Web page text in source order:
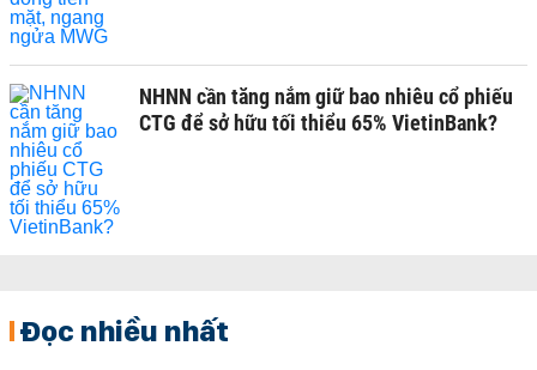
NHNN cần tăng nắm giữ bao nhiêu cổ phiếu
CTG để sở hữu tối thiểu 65% VietinBank?
Đọc nhiều nhất